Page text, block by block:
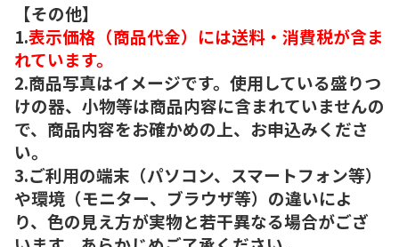
【その他】
1.表示価格（商品代金）には送料・消費税が含ま
れています。
2.商品写真はイメージです。使用している盛りつ
けの器、小物等は商品内容に含まれていませんの
で、商品内容をお確かめの上、お申込みくださ
い。
3.ご利用の端末（パソコン、スマートフォン等）
や環境（モニター、ブラウザ等）の違いによ
り、色の見え方が実物と若干異なる場合がござ